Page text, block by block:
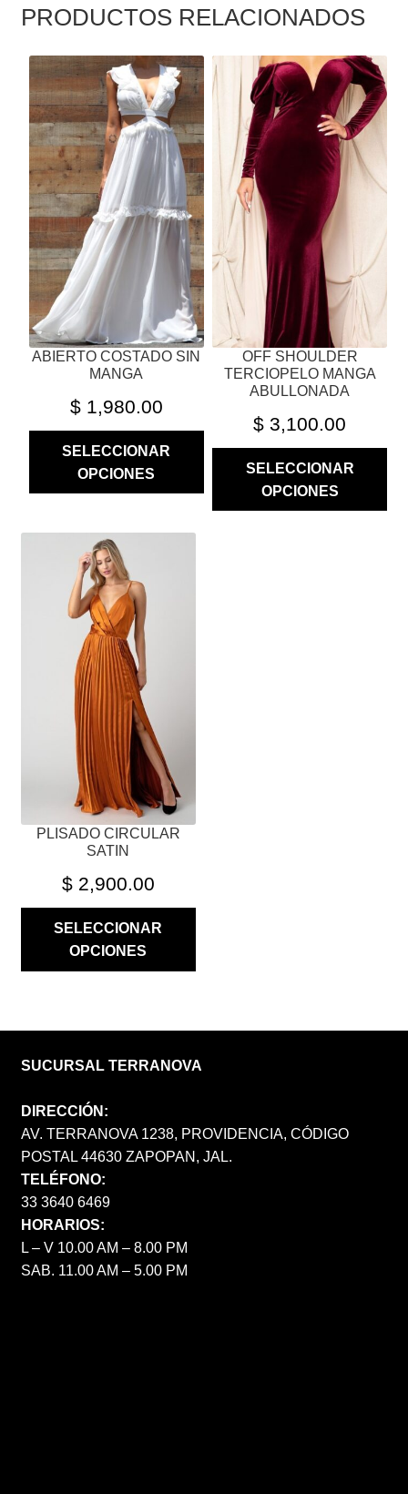
PRODUCTOS RELACIONADOS
ABIERTO COSTADO SIN
MANGA
$1,980.00
SELECCIONAR
OPCIONES
ESTE
PRODUCTO
TIENE
MÚLTIPLES
VARIANTES.
LAS
OPCIONES
SE
PUEDEN
ELEGIR
EN
LA
PÁGINA
DE
OFF SHOULDER
TERCIOPELO MANGA
ABULLONADA
$ 3,100.00
SELECCIONAR
OPCIONES
ESTE
PRODUCTO
TIENE
MÚLTIPLES
VARIANTES.
LAS
OPCIONES
SE
PUEDEN
ELEGIR
EN
LA
PÁGINA
PRODUCTO
PLISADO CIRCULAR
SATIN
$2,900.00
SELECCIONAR
OPCIONES
PRODUCTO
MÚLTIPLES
VARIANTES.
OPCIONES
PUEDEN
DE
SUCURSAL TERRANOVA
DIRECCIÓN:
AV. TERRANOVA 1238, PROVIDENCIA, CÓDIGO
POSTAL 44630 ZAPOPAN, JAL.
TELÉFONO:
33 3640 6469
HORARIOS:
L – V 10.00 AM – 8.00 PM
SAB. 11.00 AM – 5.00 PM